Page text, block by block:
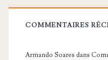
COMMENTAIRES
Armando Soares dans